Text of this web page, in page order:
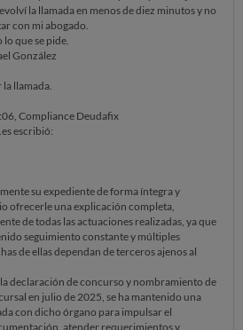
de 2025, así como enero, febrero y
numerosas actuaciones dirigidas a algo
usted: que pudiera disponer
y atender sus gastos ordinarios,
de asignación.
Concursal para que se atendieran
También se le informó en diversas
gestionando la posibilidad de venta,
pago de la vivienda, así como la posición del
se siguieron remitiendo nóminas
mensuales.
se retomaron nuevas gestiones para
autorización de la nómina de marzo.
con usted para indicarle el envío de
y la necesidad de remitir la nómina
requerir formalmente a la Administración
la llamada en menos de diez minutos y no
con mi abogado.
lo que se pide.
González
la llamada.
Compliance Deudafix
escribió:
su expediente de forma íntegra y
ofrecerle una explicación completa,
de todas las actuaciones realizadas, ya que
seguimiento constante y múltiples
de ellas dependan de terceros ajenos al
declaración de concurso y nombramiento de
en julio de 2025, se ha mantenido una
con dicho órgano para impulsar el
atender requerimientos y